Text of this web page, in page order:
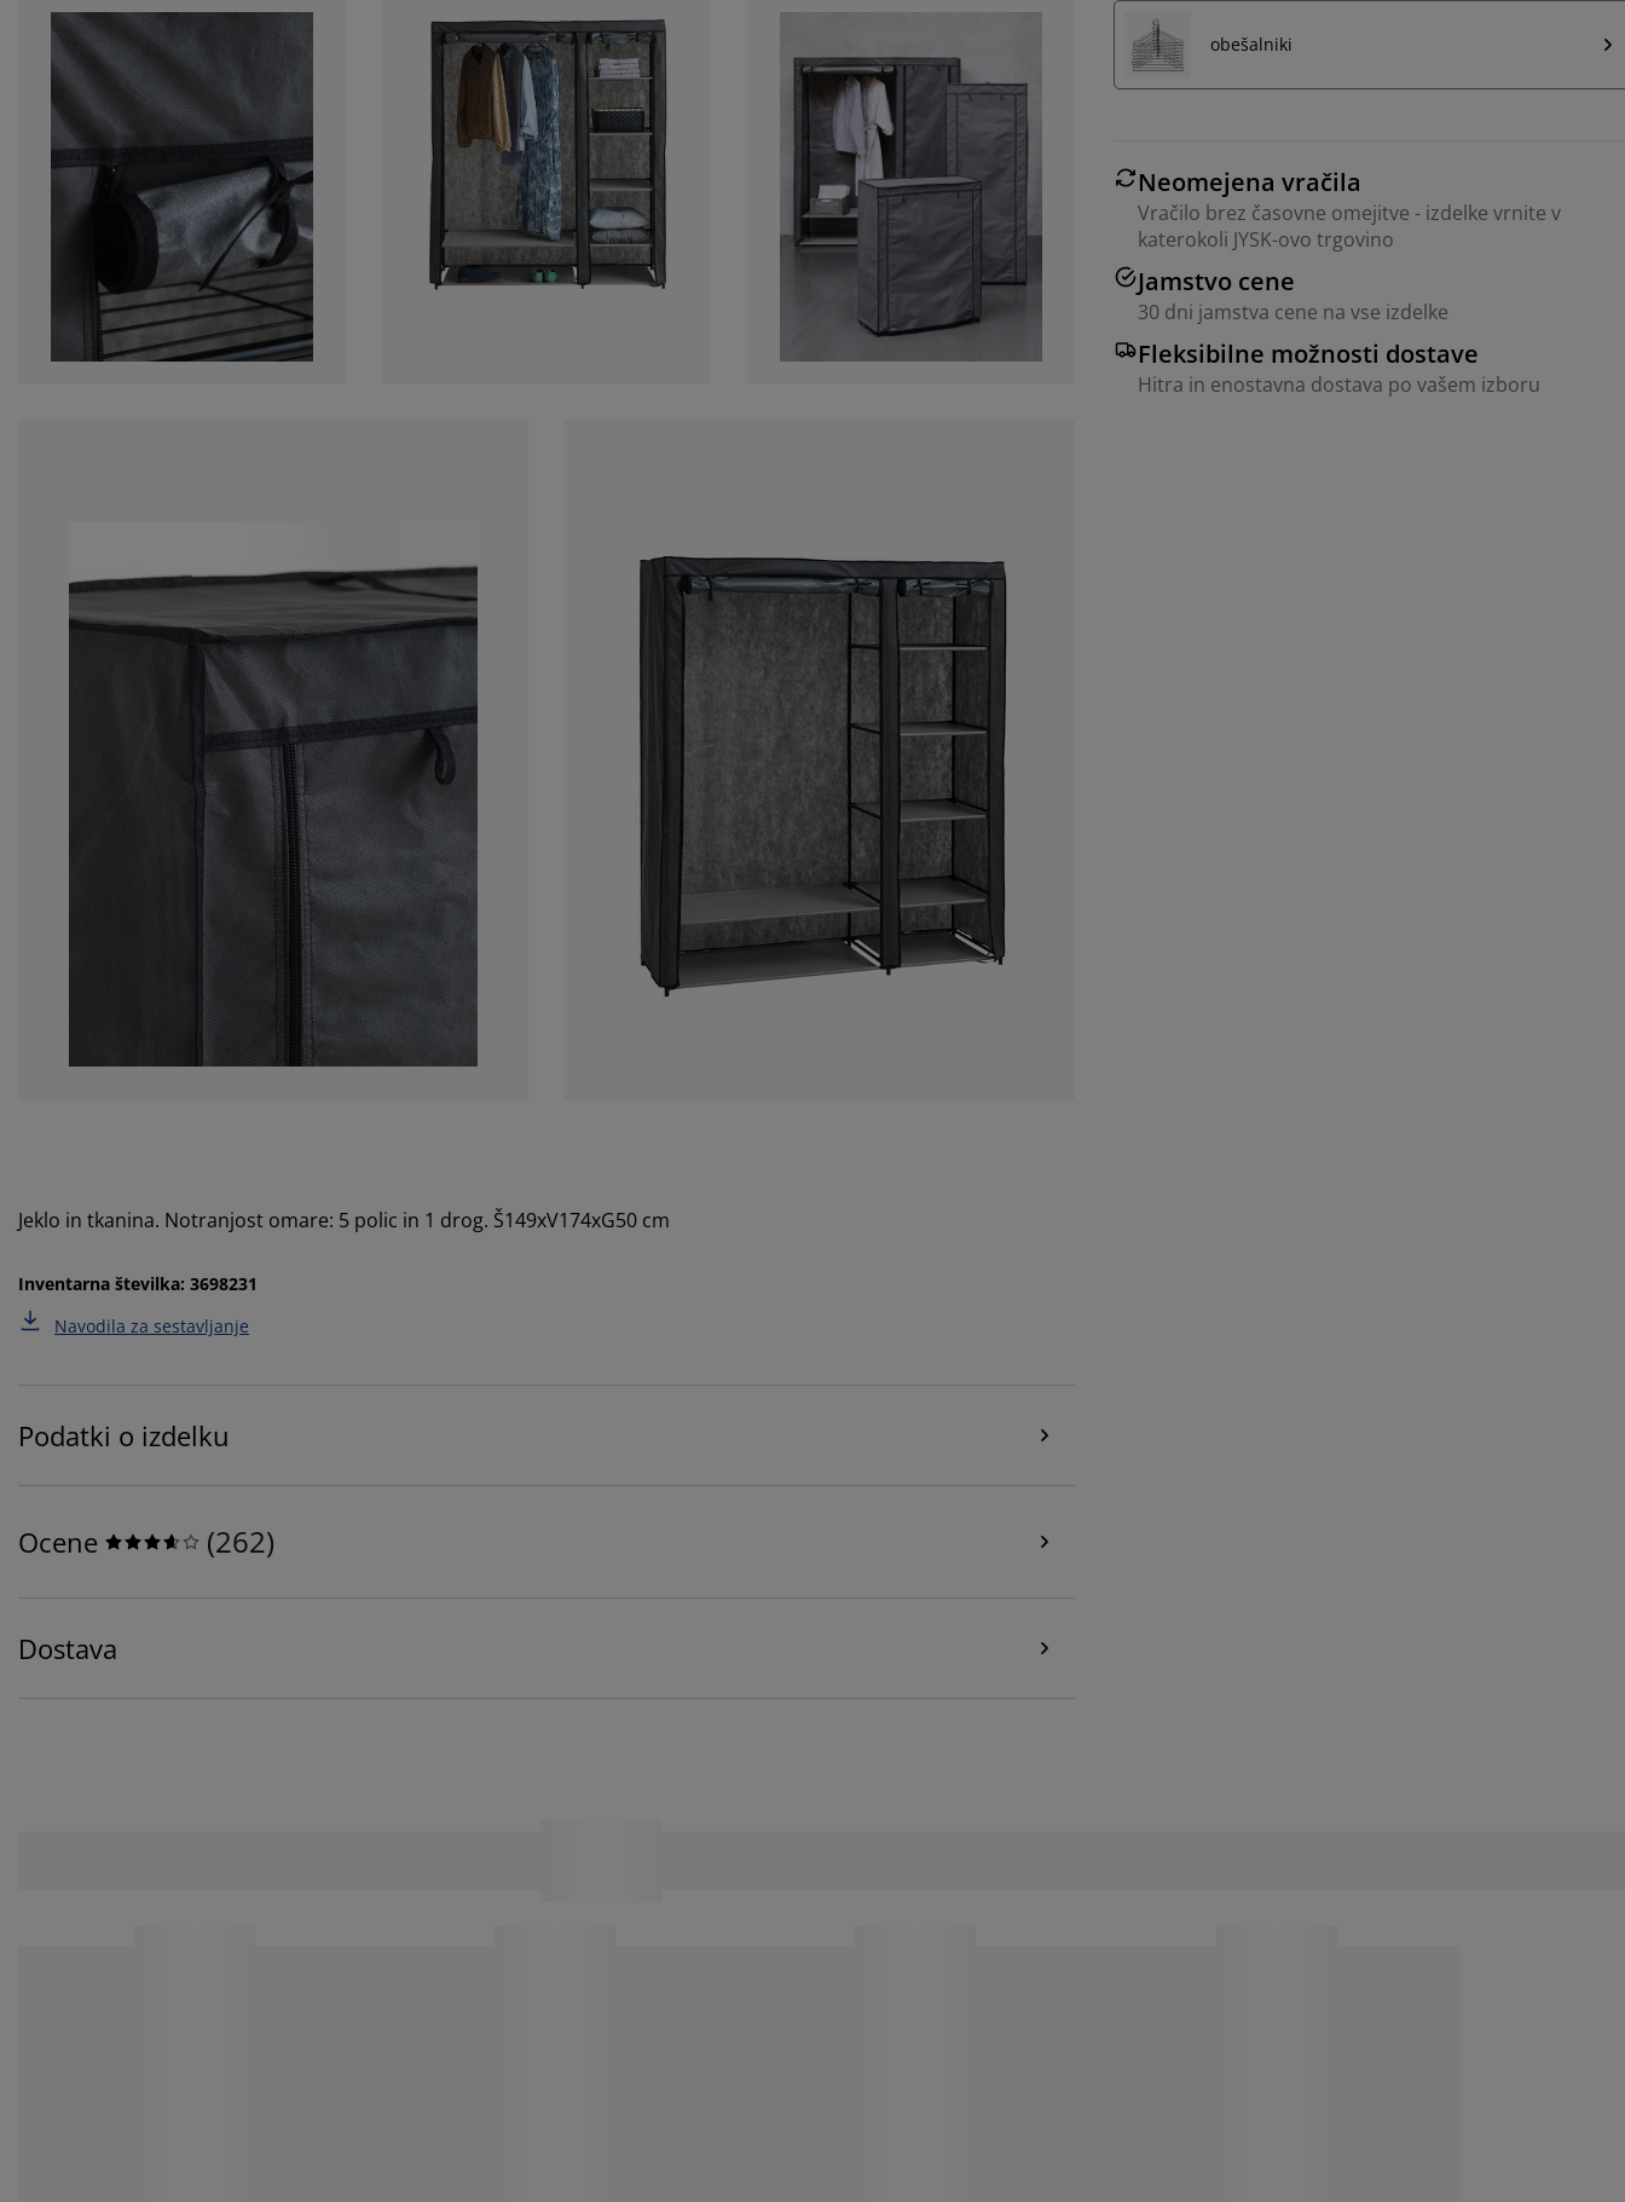
obešalniki
Neomejena vračila
Vračilo brez časovne omejitve - izdelke vrnite v
katerokoli JYSK-ovo trgovino
Jamstvo cene
30 dni jamstva cene na vse izdelke
Fleksibilne možnosti dostave
Hitra in enostavna dostava po vašem izboru
Jeklo in tkanina. Notranjost omare: 5 polic in 1 drog. Š149xV174xG50 cm
Inventarna številka: 3698231
Navodila za sestavljanje
Podatki o izdelku
Ocene (262)
Dostava